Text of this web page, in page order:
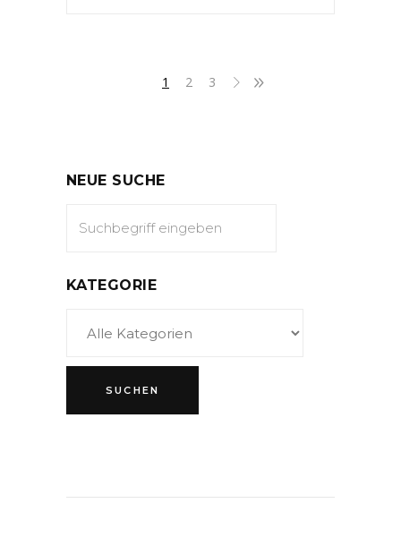
1 2 3
NEUE SUCHE
KATEGORIE